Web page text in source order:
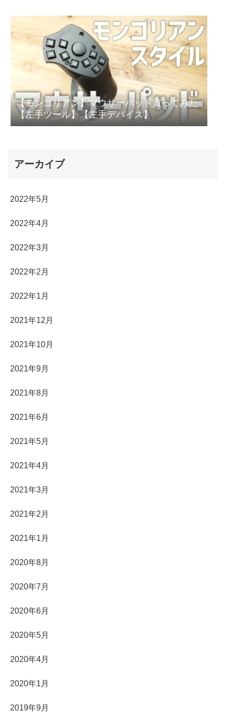
【モンゴリアン】マウサーパッド買ってみた
【左手ツール】【左手デバイス】
アーカイブ
2022年5月
2022年4月
2022年3月
2022年2月
2022年1月
2021年12月
2021年10月
2021年9月
2021年8月
2021年6月
2021年5月
2021年4月
2021年3月
2021年2月
2021年1月
2020年8月
2020年7月
2020年6月
2020年5月
2020年4月
2020年1月
2019年9月